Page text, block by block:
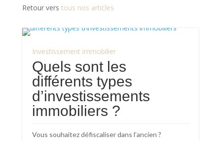
Retour vers tous nos articles
Investissement immobilier
Quels sont les
différents types
d’investissements
immobiliers ?
Vous souhaitez défiscaliser dans l’ancien ?